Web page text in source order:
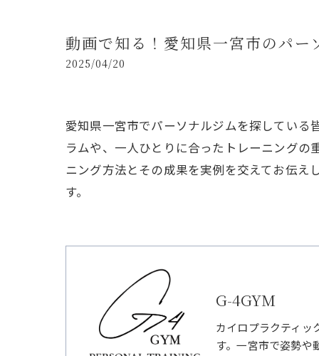
動画で知る！愛知県一宮市のパー
2025/04/20
愛知県一宮市でパーソナルジムを探してい
ラムや、一人ひとりに合ったトレーニング
ニング方法とその成果を実例を交えてお伝
す。
G-4GYM
カイロプラクティッ
す。一宮市で姿勢や